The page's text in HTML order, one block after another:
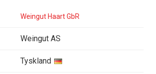
Weingut Haart GbR
Weingut AS
Tyskland